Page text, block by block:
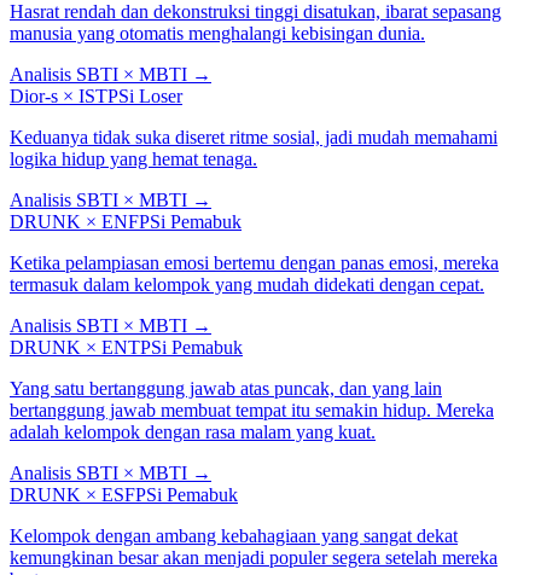
Hasrat rendah dan dekonstruksi tinggi disatukan, ibarat sepasang
manusia yang otomatis menghalangi kebisingan dunia.
Analisis SBTI × MBTI →
Dior-s × ISTPSi Loser
Keduanya tidak suka diseret ritme sosial, jadi mudah memahami
logika hidup yang hemat tenaga.
Analisis SBTI × MBTI →
DRUNK × ENFPSi Pemabuk
Ketika pelampiasan emosi bertemu dengan panas emosi, mereka
termasuk dalam kelompok yang mudah didekati dengan cepat.
Analisis SBTI × MBTI →
DRUNK × ENTPSi Pemabuk
Yang satu bertanggung jawab atas puncak, dan yang lain
bertanggung jawab membuat tempat itu semakin hidup. Mereka
adalah kelompok dengan rasa malam yang kuat.
Analisis SBTI × MBTI →
DRUNK × ESFPSi Pemabuk
Kelompok dengan ambang kebahagiaan yang sangat dekat
kemungkinan besar akan menjadi populer segera setelah mereka